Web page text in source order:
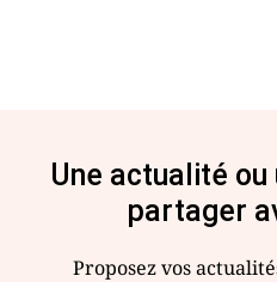
Une actualité ou
partager
Proposez vos